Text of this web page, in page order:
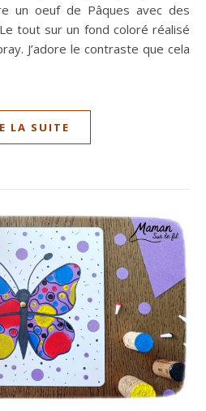
un oeuf de Pâques avec des
tout sur un fond coloré réalisé
J’adore le contraste que cela
LA SUITE